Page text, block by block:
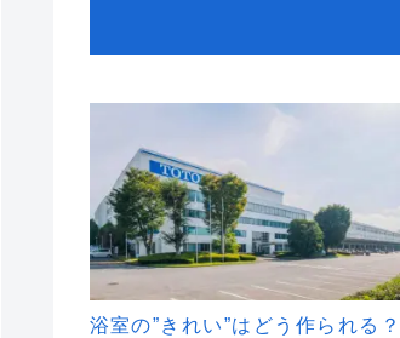
浴室の”きれい”はどう作られる？